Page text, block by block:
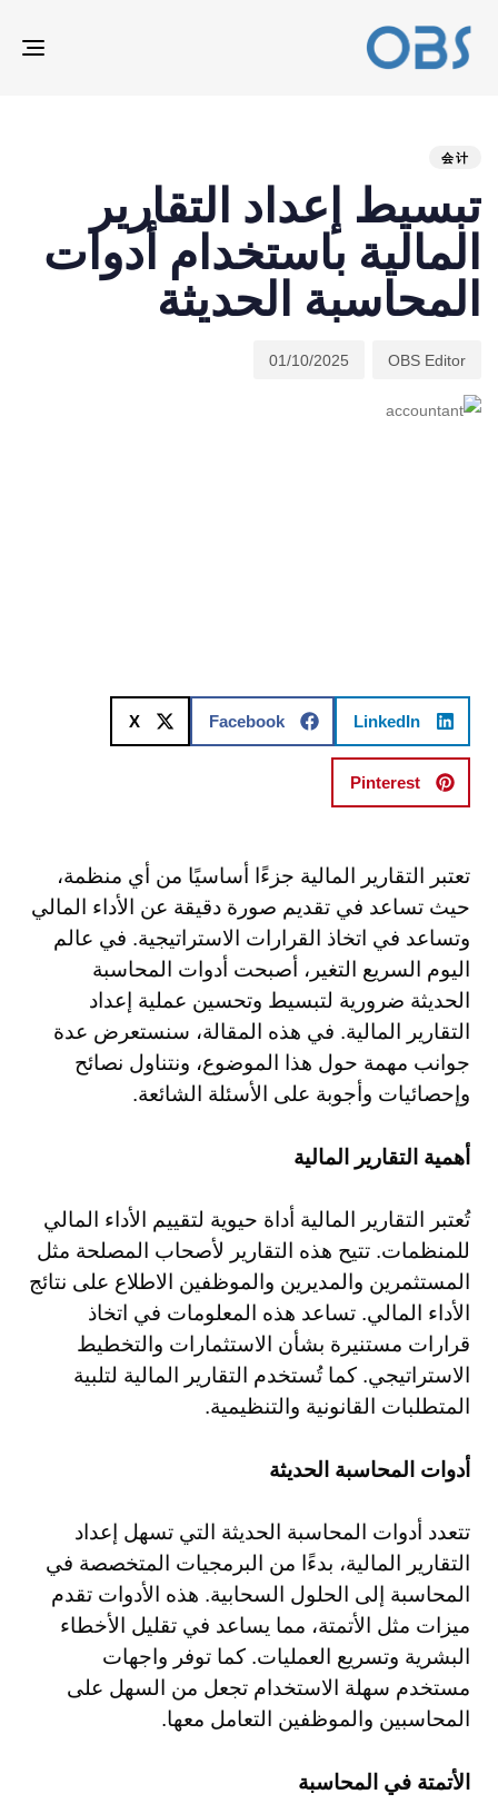
会计
تبسيط إعداد التقارير
المالية باستخدام أدوات
المحاسبة الحديثة
OBS Editor
01/10/2025
LinkedIn
Facebook
X
Pinterest
تعتبر التقارير المالية جزءًا أساسيًا من أي منظمة،
حيث تساعد في تقديم صورة دقيقة عن الأداء المالي
وتساعد في اتخاذ القرارات الاستراتيجية. في عالم
اليوم السريع التغير، أصبحت أدوات المحاسبة
الحديثة ضرورية لتبسيط وتحسين عملية إعداد
التقارير المالية. في هذه المقالة، سنستعرض عدة
جوانب مهمة حول هذا الموضوع، ونتناول نصائح
وإحصائيات وأجوبة على الأسئلة الشائعة.
أهمية التقارير المالية
تُعتبر التقارير المالية أداة حيوية لتقييم الأداء المالي
للمنظمات. تتيح هذه التقارير لأصحاب المصلحة مثل
المستثمرين والمديرين والموظفين الاطلاع على نتائج
الأداء المالي. تساعد هذه المعلومات في اتخاذ
قرارات مستنيرة بشأن الاستثمارات والتخطيط
الاستراتيجي. كما تُستخدم التقارير المالية لتلبية
المتطلبات القانونية والتنظيمية.
أدوات المحاسبة الحديثة
تتعدد أدوات المحاسبة الحديثة التي تسهل إعداد
التقارير المالية، بدءًا من البرمجيات المتخصصة في
المحاسبة إلى الحلول السحابية. هذه الأدوات تقدم
ميزات مثل الأتمتة، مما يساعد في تقليل الأخطاء
البشرية وتسريع العمليات. كما توفر واجهات
مستخدم سهلة الاستخدام تجعل من السهل على
المحاسبين والموظفين التعامل معها.
الأتمتة في المحاسبة